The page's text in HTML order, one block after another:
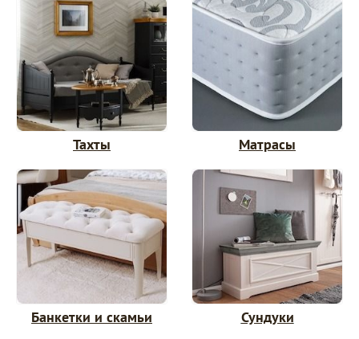
Тахты Матрасы
Банкетки и скамьи Сундуки